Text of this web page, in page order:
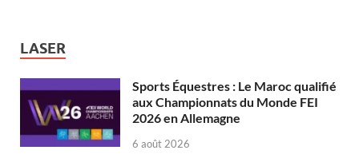
LASER
Sports Équestres : Le Maroc qualifié
aux Championnats du Monde FEI
2026 en Allemagne
6 août 2026